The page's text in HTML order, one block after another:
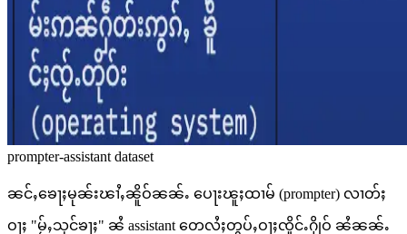
prompter-assistant dataset
ၼင်ႇၶေႃႈမုၼ်းၽၢႆႇၼိူဝ်ၼၼ်ႉ ပေႃးၽူႈထၢမ် (prompter) လၢတ်ႈ
ဝႃႈ "မႂ်ႇသုင်ၶႃႈ" ၼႆ assistant တေလႆႈတွပ်ႇဝႃႈၸိူင်ႉႁိုဝ် ၼႆၼၼ်ႉ